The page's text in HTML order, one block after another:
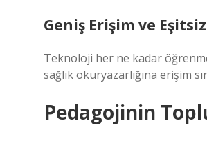
Geniş Erişim ve
Teknoloji her ne kadar
sağlık okuryazarlığına erişim
Pedagojinin